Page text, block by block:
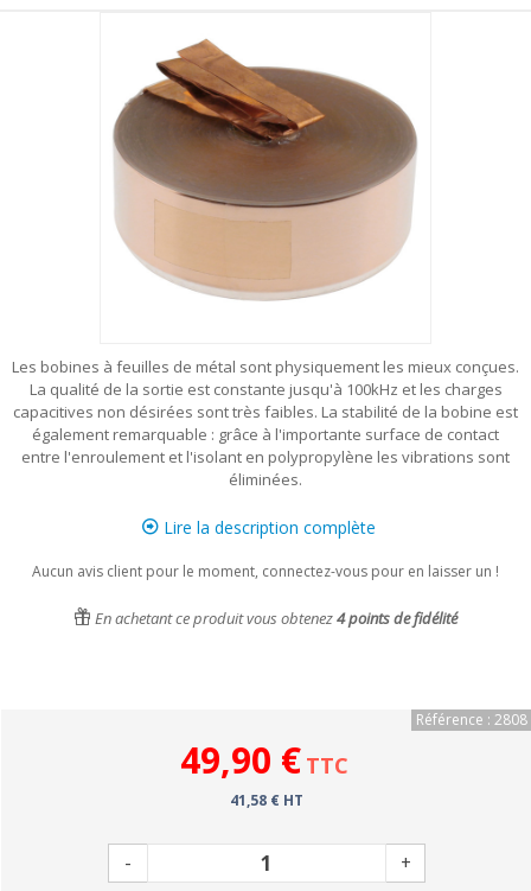
Les bobines à feuilles de métal sont physiquement les mieux conçues.
La qualité de la sortie est constante jusqu'à 100kHz et les charges
capacitives non désirées sont très faibles. La stabilité de la bobine est
également remarquable : grâce à l'importante surface de contact
entre l'enroulement et l'isolant en polypropylène les vibrations sont
éliminées.
Lire la description complète
Aucun avis client pour le moment, connectez-vous pour en laisser un !
En achetant ce produit vous obtenez4points de fidélité
Référence : 2808
49,90 € TTC
41,58 € HT
- +